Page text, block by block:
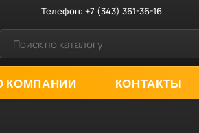
Телефон:+7 (343) 361-36-16
КОМПАНИИ КОНТАКТЫ